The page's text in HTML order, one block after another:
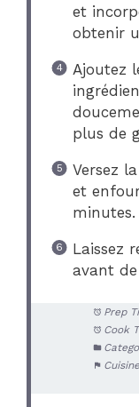
et
obtenir
Ajoutez
plus de
Versez
et
minutes.
Laissez
avant
Prep
Cook